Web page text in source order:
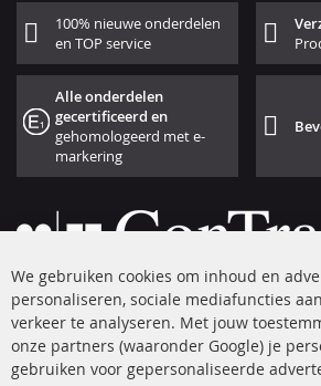
100% nieuwe onderdelen
en TOP service
Alle onderdelen
gecertificeerd en
gehomologeerd met e-
markering
+49 (0) 4533 799 00 0
ma-do: 09-17 u, vr Fr 09-16 u
info@contra-automotive.de
We gebruiken cookies om inhoud en
personaliseren, sociale mediafuncties
verkeer te analyseren. Met jouw
onze partners (waaronder Google) je
gebruiken voor gepersonaliseerde